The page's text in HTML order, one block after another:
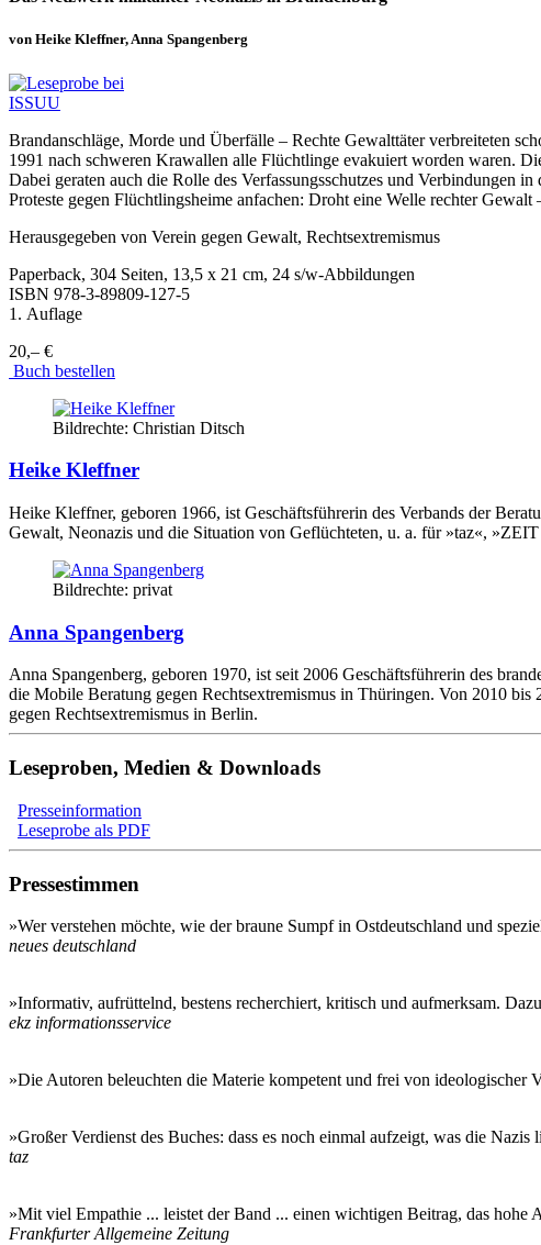
von Heike Kleffner, Anna Spangenberg
Brandanschläge, Morde und Überfälle – Rechte Gewalttäter verbreiteten
1991 nach schweren Krawallen alle Flüchtlinge evakuiert worden waren.
Dabei geraten auch die Rolle des Verfassungsschutzes und Verbindungen
Proteste gegen Flüchtlingsheime anfachen: Droht eine Welle rechter
Herausgegeben von Verein gegen Gewalt, Rechtsextremismus
Paperback, 304 Seiten, 13,5 x 21 cm, 24 s/w-Abbildungen
ISBN 978-3-89809-127-5
1. Auflage
20,– €
Buch bestellen
Bildrechte: Christian Ditsch
Heike Kleffner
Heike Kleffner, geboren 1966, ist Geschäftsführerin des Verbands der
Gewalt, Neonazis und die Situation von Geflüchteten, u. a. für »taz«,
Bildrechte: privat
Anna Spangenberg
Anna Spangenberg, geboren 1970, ist seit 2006 Geschäftsführerin des
die Mobile Beratung gegen Rechtsextremismus in Thüringen. Von 2010
gegen Rechtsextremismus in Berlin.
Leseproben, Medien & Downloads
Presseinformation
Leseprobe als PDF
Pressestimmen
»Wer verstehen möchte, wie der braune Sumpf in Ostdeutschland und
neues deutschland
»Informativ, aufrüttelnd, bestens recherchiert, kritisch und aufmerksam.
ekz informationsservice
»Die Autoren beleuchten die Materie kompetent und frei von ideologischer
»Großer Verdienst des Buches: dass es noch einmal aufzeigt, was die Nazis
taz
»Mit viel Empathie ... leistet der Band ... einen wichtigen Beitrag, das hohe
Frankfurter Allgemeine Zeitung